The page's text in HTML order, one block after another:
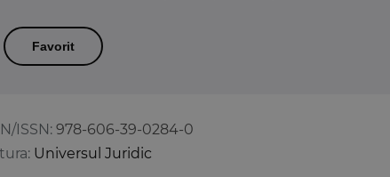
ISSN: 978-606-39-0284-0
Universul Juridic
Favorit